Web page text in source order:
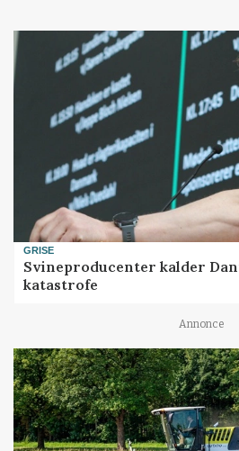
GRISE
Svineproducenter kalder
katastrofe
Annonce